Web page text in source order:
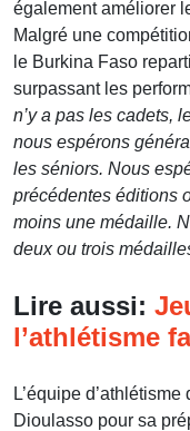
également améliorer
Malgré une
le Burkina Faso
surpassant les
n’y a pas les cadets,
nous espérons
les séniors. Nous
précédentes éditions
moins une médaille.
deux ou trois
Lire aussi:
l’athlétisme
L’équipe
Dioulasso pour sa